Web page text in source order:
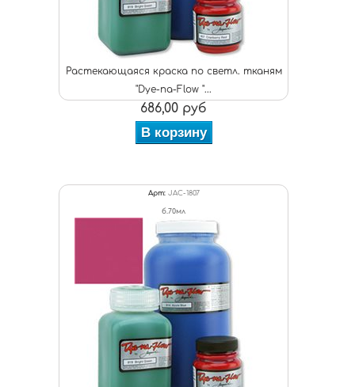
Растекающаяся краска по светл. тканям
"Dye-na-Flow "...
686,00 руб
В корзину
Арт: JAC-1807
б.70мл